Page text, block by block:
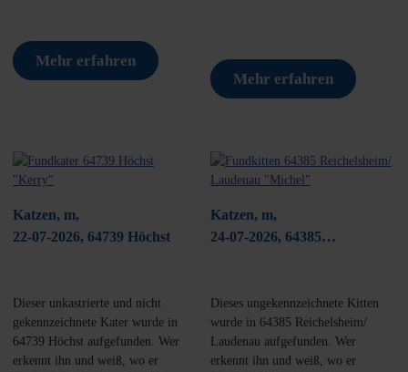
Mehr erfahren
Mehr erfahren
Katzen, m,
22-07-2026, 64739 Höchst
Dieser unkastrierte und nicht
gekennzeichnete Kater wurde in
64739 Höchst aufgefunden. Wer
erkennt ihn und weiß, wo er
Katzen, m,
24-07-2026, 64385
Dieses ungekennzeichnete Kitten
wurde in 64385 Reichelsheim/
Laudenau aufgefunden. Wer
erkennt ihn und weiß, wo er